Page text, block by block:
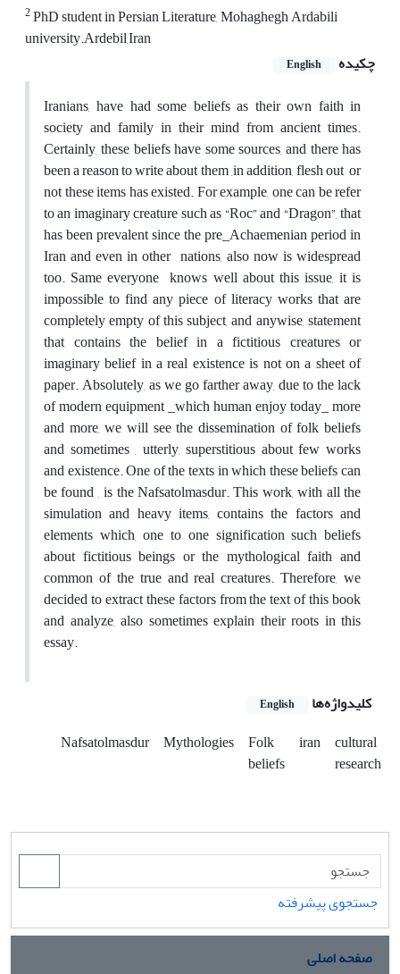
2PhD student in Persian Literature, Mohaghegh Ardabili
university.Ardebil,Iran
چکیده
English
Iranians, have had some beliefs as their own faith in
society and family in their mind from ancient times.
Certainly, these beliefs have some sources, and there has
been a reason to write about them ,in addition, flesh out or
not these items has existed. For example, one can be refer
to an imaginary creature such as “Roc” and “Dragon”, that
has been prevalent since the pre_Achaemenian period in
Iran and even in other nations, also now is widespread
too. Same everyone knows well about this issue, it is
impossible to find any piece of literacy works that are
completely empty of this subject, and anywise, statement
that contains the belief in a fictitious creatures or
imaginary belief in a real existence is not on a sheet of
paper. Absolutely, as we go farther away, due to the lack
of modern equipment _which human enjoy today_ more
and more, we will see the dissemination of folk beliefs
and sometimes , utterly, superstitious about few works
and existence. One of the texts in which these beliefs can
be found , is the Nafsatolmasdur. This work, with all the
simulation and heavy items, contains the factors and
elements which, one to one signification such beliefs
about fictitious beings or the mythological faith and
common of the true and real creatures. Therefore, we
decided to extract these factors from the text of this book
and analyze, also sometimes explain their roots in this
essay.
کلیدواژه‌ها English
Nafsatolmasdur Mythologies Folk
beliefs
iran cultural
research
جستجوی پیشرفته
صفحه اصلی